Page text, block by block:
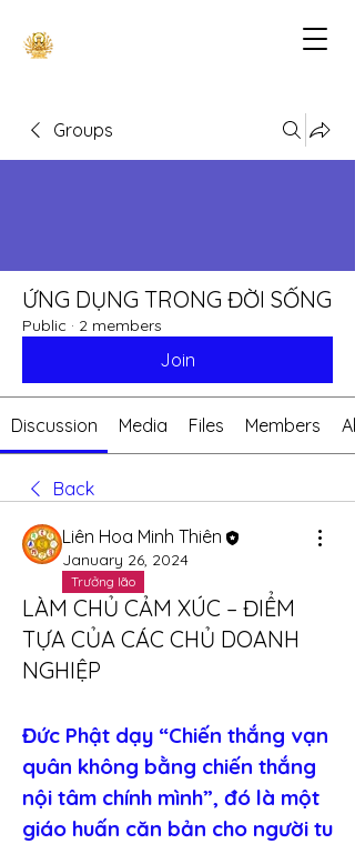
Groups
ỨNG DỤNG TRONG ĐỜI SỐNG
Public · 2 members
Join
Discussion Media Files Members
Back
Liên Hoa Minh Thiên
January 26, 2024
Trưởng lão
LÀM CHỦ CẢM XÚC – ĐIỂM
TỰA CỦA CÁC CHỦ DOANH
NGHIỆP
Đức Phật dạy “Chiến thắng vạn
quân không bằng chiến thắng
nội tâm chính mình”, đó là một
giáo huấn căn bản cho người tu